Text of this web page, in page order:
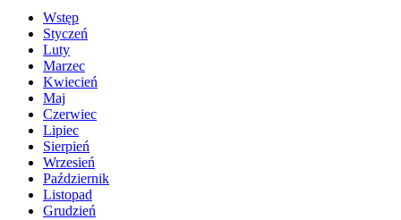
Wstęp
Styczeń
Luty
Marzec
Kwiecień
Maj
Czerwiec
Lipiec
Sierpień
Wrzesień
Październik
Listopad
Grudzień